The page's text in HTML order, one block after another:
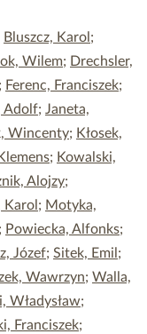
Bluszcz, Karol ;
Wilem; Drechsler,
; Ferenc, Franciszek;
Adolf; Janeta,
Wincenty; Kłosek,
; Kowalski,
Alojzy;
Karol ; Motyka,
; Powiecka, Alfonks;
Józef; Sitek, Emil ;
Wawrzyn; Walla,
Władysław;
Franciszek;